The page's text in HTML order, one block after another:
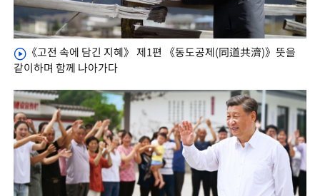
《고전 속에 담긴 지혜》 제1편 《동도공제(同道共濟)》뜻을
같이하며 함께 나아가다